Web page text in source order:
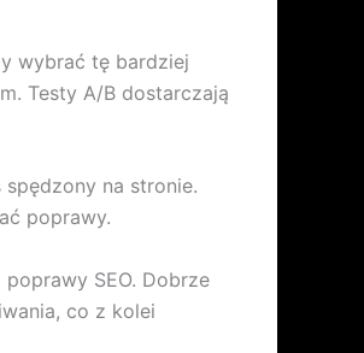
wybrać tę bardziej
Testy A/B dostarczają
na stronie.
poprawy.
SEO. Dobrze
co z kolei